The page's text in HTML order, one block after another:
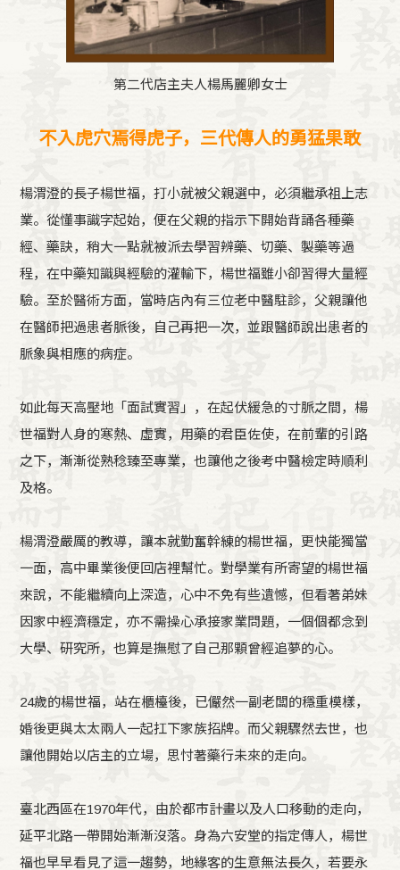
第二代店主夫人楊馬麗卿女士
不入虎穴焉得虎子，三代傳人的勇猛果敢
楊渭澄的長子楊世福，打小就被父親選中，必須繼承祖上志
業。從懂事識字起始，便在父親的指示下開始背誦各種藥
經、藥訣，稍大一點就被派去學習辨藥、切藥、製藥等過
程，在中藥知識與經驗的灌輸下，楊世福雖小卻習得大量經
驗。至於醫術方面，當時店內有三位老中醫駐診，父親讓他
在醫師把過患者脈後，自己再把一次，並跟醫師說出患者的
脈象與相應的病症。
如此每天高壓地「面試實習」，在起伏緩急的寸脈之間，楊
世福對人身的寒熱、虛實，用藥的君臣佐使，在前輩的引路
之下，漸漸從熟稔臻至專業，也讓他之後考中醫檢定時順利
及格。
楊渭澄嚴厲的教導，讓本就勤奮幹練的楊世福，更快能獨當
一面，高中畢業後便回店裡幫忙。對學業有所寄望的楊世福
來說，不能繼續向上深造，心中不免有些遺憾，但看著弟妹
因家中經濟穩定，亦不需操心承接家業問題，一個個都念到
大學、研究所，也算是撫慰了自己那顆曾經追夢的心。
24歲的楊世福，站在櫃檯後，已儼然一副老闆的穩重模樣，
婚後更與太太兩人一起扛下家族招牌。而父親驟然去世，也
讓他開始以店主的立場，思忖著藥行未來的走向。
臺北西區在1970年代，由於都市計畫以及人口移動的走向，
延平北路一帶開始漸漸沒落。身為六安堂的指定傳人，楊世
福也早早看見了這一趨勢，地緣客的生意無法長久，若要永